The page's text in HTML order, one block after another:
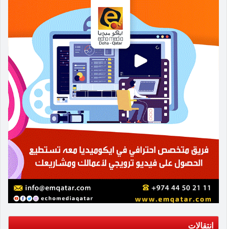
انتقالات